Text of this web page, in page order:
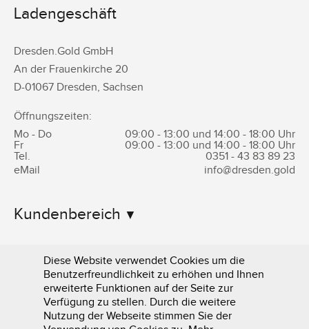
Ladengeschäft
Dresden.Gold GmbH
An der Frauenkirche 20
D-01067 Dresden, Sachsen
Öffnungszeiten:
Mo - Do
09:00 - 13:00 und 14:00 - 18:00 Uhr
Fr
09:00 - 13:00 und 14:00 - 18:00 Uhr
Tel.
0351 - 43 83 89 23
eMail
info@dresden.gold
Kundenbereich
Informationen
Diese Website verwendet Cookies um die
Benutzerfreundlichkeit zu erhöhen und Ihnen
erweiterte Funktionen auf der Seite zur
Verfügung zu stellen. Durch die weitere
Nutzung der Webseite stimmen Sie der